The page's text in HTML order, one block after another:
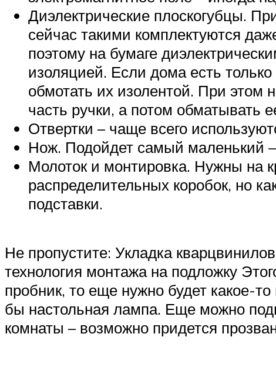
Диэлектрические плоскогубцы.
сейчас такими комплектуются
поэтому на бумаге
изоляцией. Если дома есть
обмотать их изолентой. При этом
часть ручки, а потом обматывать
Отвертки – чаще всего
Нож. Подойдет самый маленький –
Молоток и монтировка. Нужны на
распределительных коробок, но
подставки.
Не пропустите: Укладка
технология монтажа на подложку
пробник, то еще нужно будет какое-
бы настольная лампа. Еще можно
комнаты – возможно придется